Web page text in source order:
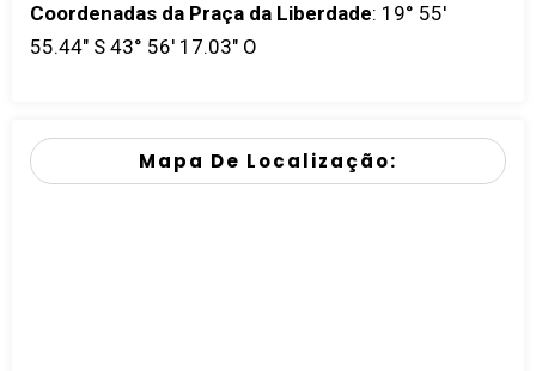
Coordenadas da Praça da Liberdade: 19° 55'
55.44" S 43° 56' 17.03" O
Mapa De Localização: